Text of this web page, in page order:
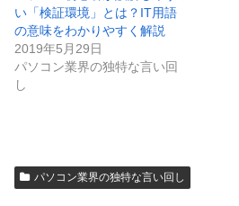
い「検証環境」とは？IT用語
の意味をわかりやすく解説
2019年5月29日
パソコン業界の独特な言い回
し
パソコン業界の独特な言い回し